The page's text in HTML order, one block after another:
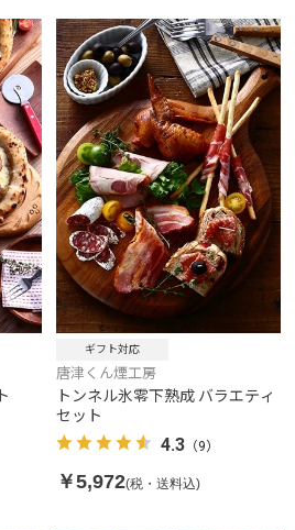
ギフト対応
唐津くん煙工房
トンネル氷零下熟成 バラエティ
セット
4.3（9）
￥5,972(税・送料込)